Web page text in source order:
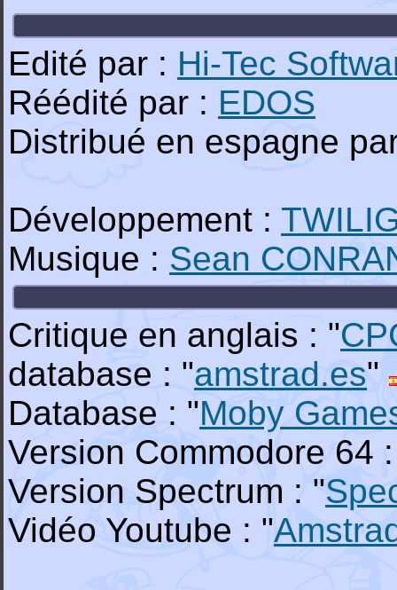
Edité par : Hi-Tec
Réédité par : EDOS
Distribué en espagne
Développement :
Musique : Sean
Critique en anglais : "
database : "amstrad.es"
Database : "Moby
Version Commodore 64
Version Spectrum : "
Vidéo Youtube : "